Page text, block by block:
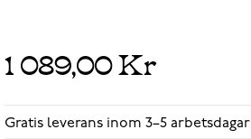
1 089,00 Kr
Gratis leverans inom 3–5 arbetsdagar